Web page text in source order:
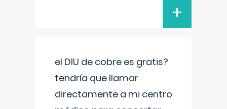
+
el DIU de cobre es gratis?
tendría que llamar
directamente a mi centro